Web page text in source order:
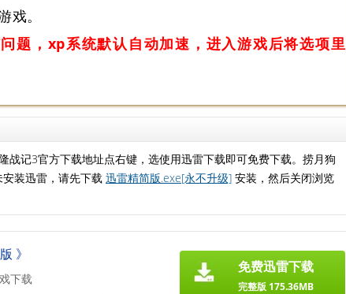
戏。
题，xp系统默认自动加速，进入游戏后将选项里
战记3官方下载地址点右键，选使用迅雷下载即可免费下载。捞月狗
装迅雷，请先下载 迅雷精简版.exe[永不升级] 安装，然后关闭浏览
》
下载
免费迅雷下载
完整版 175.36MB